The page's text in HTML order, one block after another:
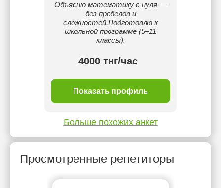
Объясню математику с нуля —
без пробелов и
сложностей.Подготовлю к
школьной программе (5–11
классы).
4000 тнг/час
Показать профиль
Больше похожих анкет
Просмотренные репетиторы